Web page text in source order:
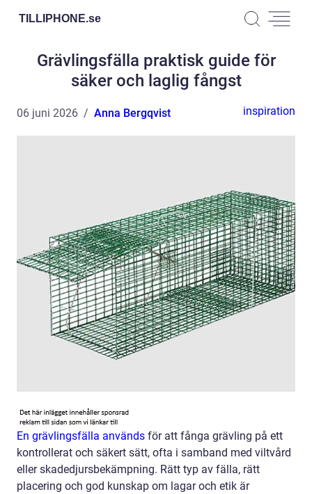
TILLIPHONE.se
Grävlingsfälla praktisk guide för
säker och laglig fångst
06 juni 2026 Anna Bergqvist inspiration
En grävlingsfälla används för att fånga grävling på ett
kontrollerat och säkert sätt, ofta i samband med viltvård
eller skadedjursbekämpning. Rätt typ av fälla, rätt
placering och god kunskap om lagar och etik är